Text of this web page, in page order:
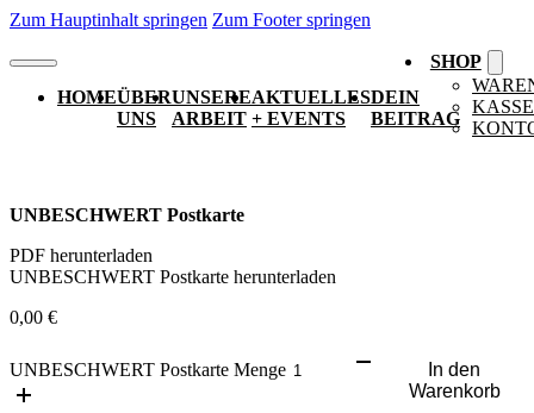
Zum Hauptinhalt springen Zum Footer springen
HOMEÜBER
UNS
UNSERE
ARBEIT
AKTUELLES
+ EVENTS
DEIN
BEITRAG
SHOP
KASSE
UNBESCHWERT Postkarte
PDF herunterladen
UNBESCHWERT Postkarte herunterladen
0,00 €
UNBESCHWERT Postkarte Menge
In den
Warenkorb